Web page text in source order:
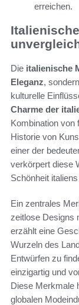
erreichen.
Die italienische
Eleganz,
kulturelle
Charme der
Kombination von
Historie von
einer der
verkörpert diese
Schönheit
Ein zentrales
zeitlose Designs
erzählt eine
Wurzeln des
Entwürfen zu
einzigartig und
Diese Merkmale
globalen